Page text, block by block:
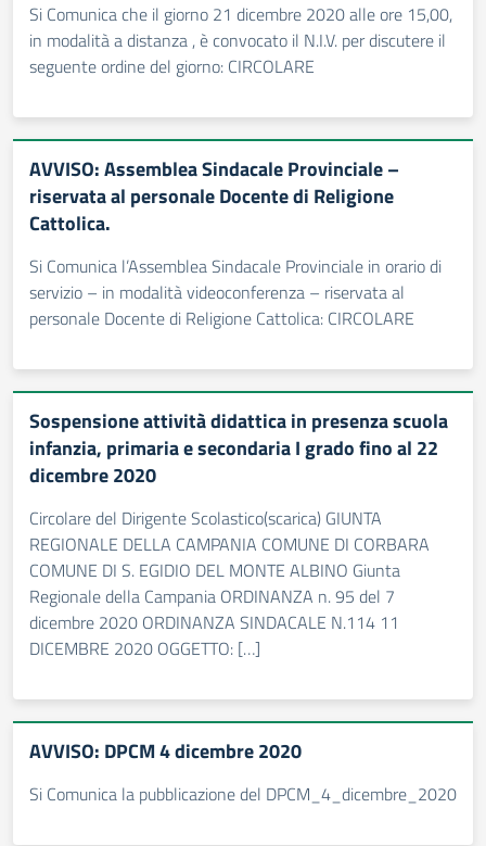
Si Comunica che il giorno 21 dicembre 2020 alle ore 15,00,
in modalità a distanza , è convocato il N.I.V. per discutere il
seguente ordine del giorno: CIRCOLARE
AVVISO: Assemblea Sindacale Provinciale –
riservata al personale Docente di Religione
Cattolica.
Si Comunica l’Assemblea Sindacale Provinciale in orario di
servizio – in modalità videoconferenza – riservata al
personale Docente di Religione Cattolica: CIRCOLARE
Sospensione attività didattica in presenza scuola
infanzia, primaria e secondaria I grado fino al 22
dicembre 2020
Circolare del Dirigente Scolastico(scarica) GIUNTA
REGIONALE DELLA CAMPANIA COMUNE DI CORBARA
COMUNE DI S. EGIDIO DEL MONTE ALBINO Giunta
Regionale della Campania ORDINANZA n. 95 del 7
dicembre 2020 ORDINANZA SINDACALE N.114 11
DICEMBRE 2020 OGGETTO: […]
AVVISO: DPCM 4 dicembre 2020
Si Comunica la pubblicazione del DPCM_4_dicembre_2020